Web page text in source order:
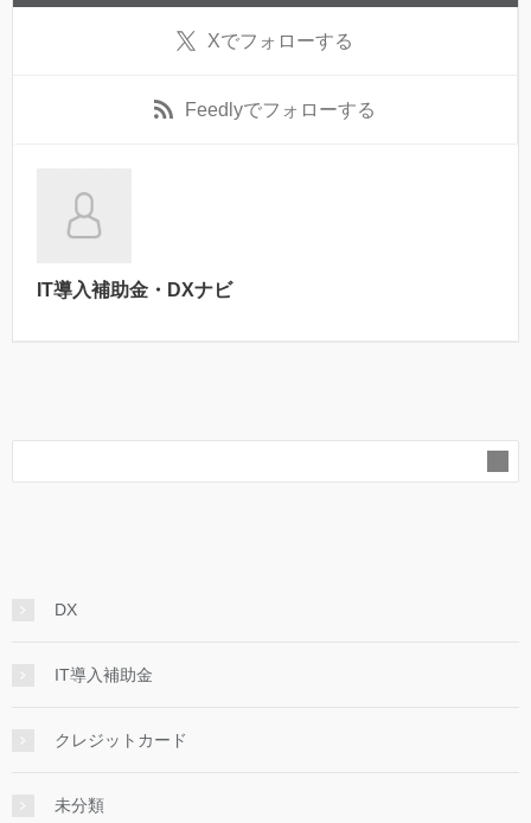
Xでフォローする
Feedlyでフォローする
IT導入補助金・DXナビ
DX
IT導入補助金
クレジットカード
未分類